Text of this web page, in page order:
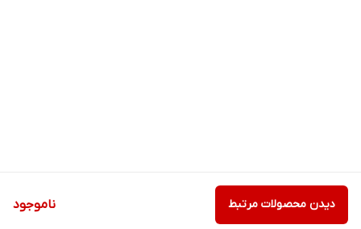
ناموجود دیدن محصولات مرتبط